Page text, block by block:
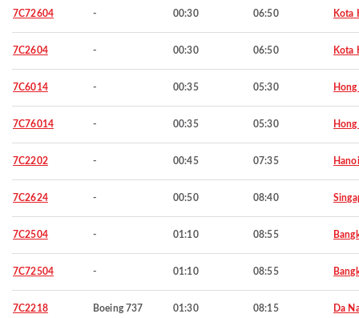
7C72604 - 00:30 06:50 Kota
7C2604 - 00:30 06:50 Kota
7C6014 - 00:35 05:30
7C76014 - 00:35 05:30
7C2202 - 00:45 07:35 Hanoi
7C2624 - 00:50 08:40
7C2504 - 01:10 08:55
7C72504 - 01:10 08:55
7C2218 Boeing 737 01:30 08:15 Da